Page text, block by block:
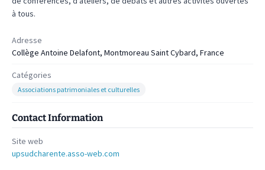
à tous.
Adresse
Collège Antoine Delafont, Montmoreau Saint Cybard, France
Catégories
Associations patrimoniales et culturelles
Contact Information
Site web
upsudcharente.asso-web.com